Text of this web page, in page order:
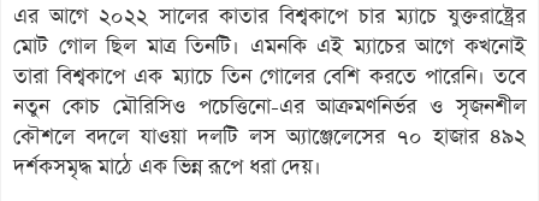
এর আগে ২০২২ সালের কাতার বিশ্বকাপে চার ম্যাচে যুক্তরাষ্ট্রের
মোট গোল ছিল মাত্র তিনটি। এমনকি এই ম্যাচের আগে কখনোই
তারা বিশ্বকাপে এক ম্যাচে তিন গোলের বেশি করতে পারেনি। তবে
নতুন কোচ মৌরিসিও পচেত্তিনো-এর আক্রমণনির্ভর ও সৃজনশীল
কৌশলে বদলে যাওয়া দলটি লস অ্যাঞ্জেলেসের ৭০ হাজার ৪৯২
দর্শকসমৃদ্ধ মাঠে এক ভিন্ন রূপে ধরা দেয়।